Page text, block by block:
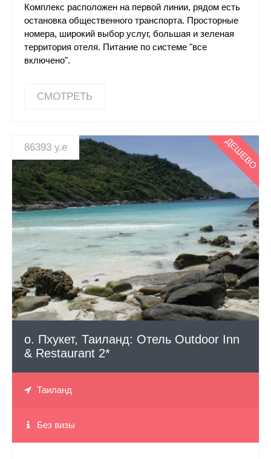
Комплекс расположен на первой линии, рядом есть
остановка общественного транспорта. Просторные
номера, широкий выбор услуг, большая и зеленая
территория отеля. Питание по системе "все
включено".
СМОТРЕТЬ
ДЕШЕВО
86393 у.е
СМОТРЕТЬ
о. Пхукет, Таиланд: Отель Outdoor Inn
& Restaurant 2*
Таиланд
Без визы